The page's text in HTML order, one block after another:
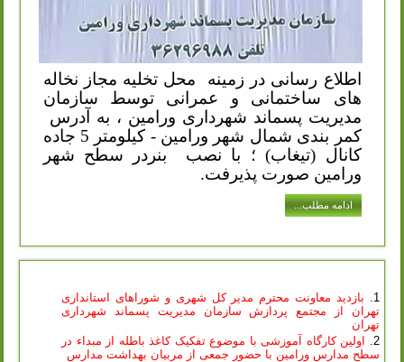
اطلاع رسانی در زمینه
محل تخلیه مجاز نخاله
های ساختمانی و عمرانی توسط سازمان
مدیریت پسماند شهرداری ورامین ، به آدرس
کمر بندی شمال شهر ورامین - کیلومتر 5 جاده
کانال (تیغاب) ؛ با نصب
بنردر سطح شهر
ورامین صورت پذیرفت.
ادامه مطلب...
بازدید معاونت محترم مدیر کل شهری و شوراهای استانداری
تهران از مجتمع پردازش سازمان مدیریت پسماند شهرداری
تهران
اولین کارگاه آموزشی با موضوع تفکیک کاغذ باطله از مبداء در
سطح مدارس ورامین با حضور جمعی از مربیان بهداشت مدارس